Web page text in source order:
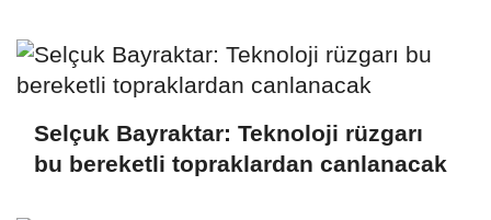
Selçuk Bayraktar: Teknoloji rüzgarı
bu bereketli topraklardan canlanacak